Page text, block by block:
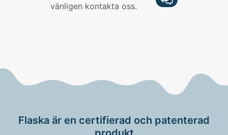
vänligen kontakta oss.
Flaska är en certifierad och patenterad